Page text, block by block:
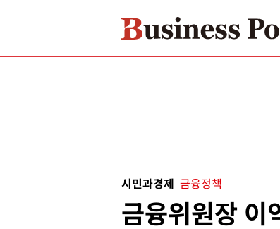
시민과경제 금융정책
금융위원장 이